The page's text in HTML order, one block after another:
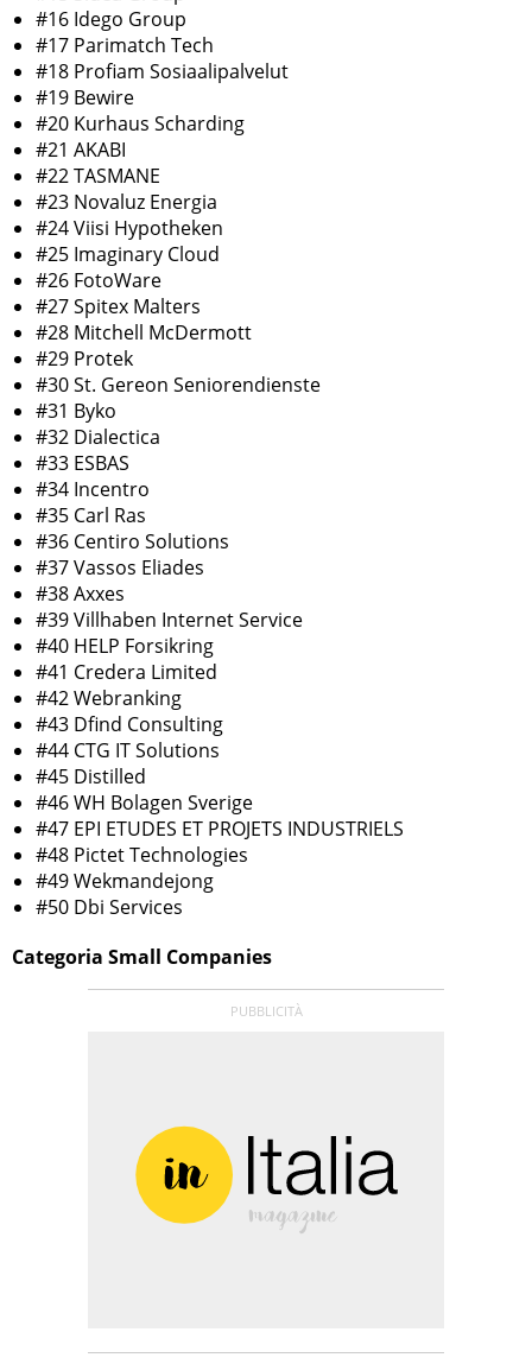
#16 Idego Group
#17 Parimatch Tech
#18 Profiam Sosiaalipalvelut
#19 Bewire
#20 Kurhaus Scharding
#21 AKABI
#22 TASMANE
#23 Novaluz Energia
#24 Viisi Hypotheken
#25 Imaginary Cloud
#26 FotoWare
#27 Spitex Malters
#28 Mitchell McDermott
#29 Protek
#30 St. Gereon Seniorendienste
#31 Byko
#32 Dialectica
#33 ESBAS
#34 Incentro
#35 Carl Ras
#36 Centiro Solutions
#37 Vassos Eliades
#38 Axxes
#39 Villhaben Internet Service
#40 HELP Forsikring
#41 Credera Limited
#42 Webranking
#43 Dfind Consulting
#44 CTG IT Solutions
#45 Distilled
#46 WH Bolagen Sverige
#47 EPI ETUDES ET PROJETS INDUSTRIELS
#48 Pictet Technologies
#49 Wekmandejong
#50 Dbi Services
Categoria Small Companies